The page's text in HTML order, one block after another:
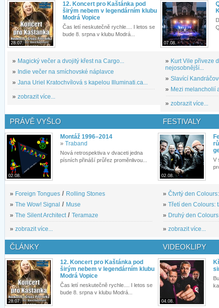
28.07.
12. Koncert pro Kaštánka pod
širým nebem v legendárním klubu
Modrá Vopice
Čas letí neskutečně rychle.... I letos se
bude 8. srpna v klubu Modrá...
» Magický večer a dvojitý křest na Cargo...
» Indie večer na smíchovské náplavce
» Jana Uriel Kratochvílová s kapelou Illuminati.ca...
» zobrazit více...
07.08.
» Kurt Vile přiveze
nejosobnější...
» Slavící
» Mezi melancholií
» zobrazit více...
PRÁVĚ VYŠLO
02.08.
Montáž 1996–2014
» Traband
Nová retrospektiva v dvaceti jedna
písních přináší průřez proměnlivou...
» Foreign Tongues / Rolling Stones
» The Wow! Signal / Muse
» The Silent Architect / Teramaze
» zobrazit více...
FESTIVALY
02.08.
V
» Čtvrtý den
» Třetí den Colours:
» Druhý den
» zobrazit více...
ČLÁNKY
28.07.
12. Koncert pro Kaštánka pod
širým nebem v legendárním klubu
Modrá Vopice
Čas letí neskutečně rychle.... I letos se
bude 8. srpna v klubu Modrá...
VIDEOKLIPY
04.08.